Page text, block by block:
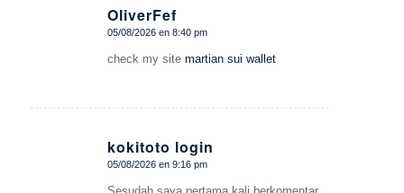
OliverFef
Dice:
05/08/2026 en 8:40 pm
check my site martian sui wallet
kokitoto login
Dice:
05/08/2026 en 9:16 pm